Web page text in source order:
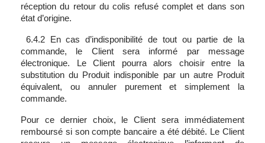
réception du retour du colis refusé complet et dans son
état d’origine.
6.4.2 En cas d’indisponibilité de tout ou partie de la
commande, le Client sera informé par message
électronique. Le Client pourra alors choisir entre la
substitution du Produit indisponible par un autre Produit
équivalent, ou annuler purement et simplement la
commande.
Pour ce dernier choix, le Client sera immédiatement
remboursé si son compte bancaire a été débité. Le Client